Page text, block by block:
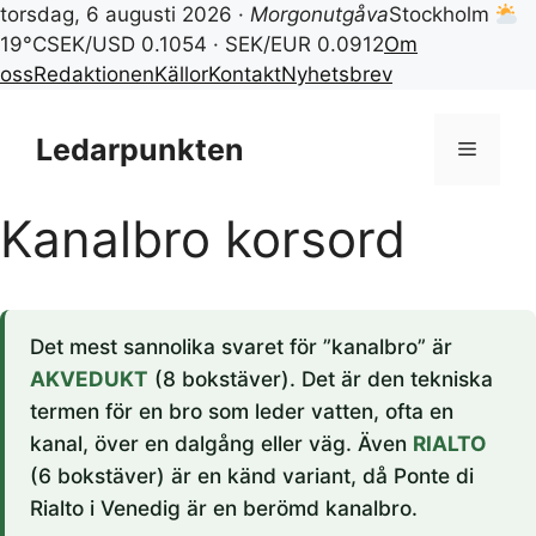
torsdag, 6 augusti 2026 · MorgonutgåvaStockholm
19°CSEK/USD 0.1054 · SEK/EUR 0.0912Om
ossRedaktionenKällorKontaktNyhetsbrev
innehållLedarpunkten Meny
Kanalbro korsord
Det mest sannolika svaret för ”kanalbro” är
AKVEDUKT (8 bokstäver). Det är den tekniska
termen för en bro som leder vatten, ofta en
kanal, över en dalgång eller väg. Även RIALTO
(6 bokstäver) är en känd variant, då Ponte di
Rialto i Venedig är en berömd kanalbro.